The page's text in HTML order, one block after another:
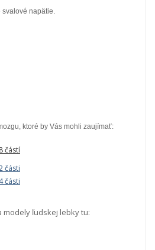
napätie.
ktoré by Vás mohli zaujímať:
částí
části
části
modely ľudskej lebky tu: